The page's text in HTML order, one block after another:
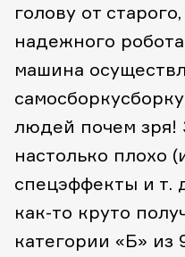
голову от
надежного
машина
людей почем зря!
настолько плохо
спецэффекты и т.
как-то круто
категории «Б» из